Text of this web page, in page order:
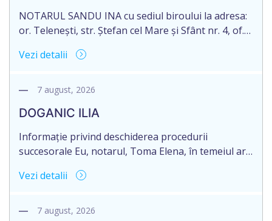
NOTARUL SANDU INA cu sediul biroului la adresa:
or. Telenești, str. Ștefan cel Mare și Sfânt nr. 4, of.
succesorale în urma decesului cet. MORARI
2005035073658, decedat/ă la data de 09.03.2026
Eliberarea certificatului de moștenitor este […]
Vezi detalii
7 august, 2026
DOGANIC ILIA
Informație privind deschiderea procedurii
succesorale Eu, notarul, Toma Elena, în temeiul art.
notific Moștenitorii/ persoană care are un interes
notariale în urma decesului cet. DOGANIC ILIA,
Vezi detalii
7 august, 2026